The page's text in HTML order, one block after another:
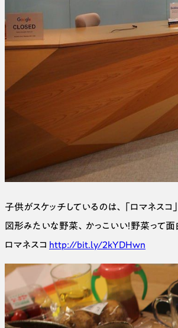
子供がスケッチしているのは、「ロマネスコ
図形みたいな野菜、かっこいい！野菜って面
ロマネスコ http://bit.ly/2kYDHwn